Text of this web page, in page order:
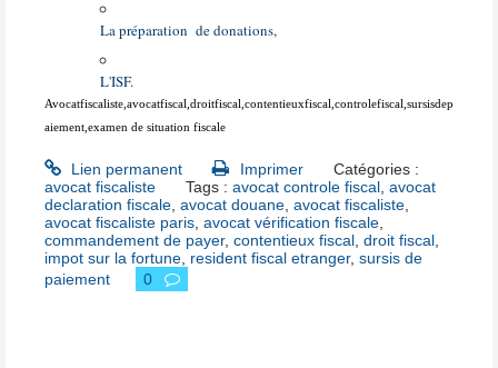
La préparation de donations,
L'ISF.
Avocatfiscaliste,avocatfiscal,droitfiscal,contentieuxfiscal,controlefiscal,sursisdep
aiement,examen de situation fiscale
Lien permanent Imprimer
Catégories :
avocat fiscaliste
Tags :avocat controle fiscal,avocat
declaration fiscale, avocat douane, avocat fiscaliste,
avocat fiscaliste paris, avocat vérification fiscale,
commandement de payer, contentieux fiscal, droit fiscal,
impot sur la fortune, resident fiscal etranger, sursis de
paiement
0